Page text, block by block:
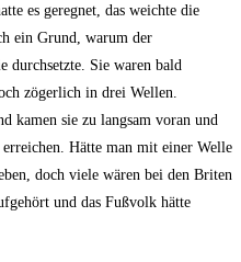
es geregnet, das weichte die
ein Grund, warum der
durchsetzte. Sie waren bald
zögerlich in drei Wellen.
kamen sie zu langsam voran und
Hätte man mit einer Welle
doch viele wären bei den Briten
und das Fußvolk hätte